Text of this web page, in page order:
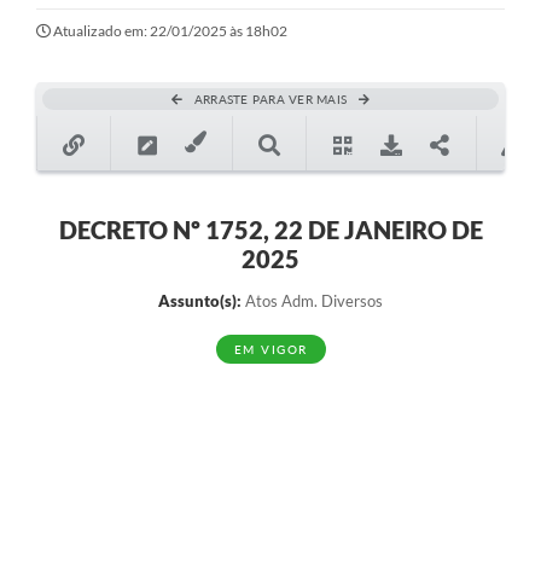
Galeria de Fotos
Ouvidoria
Atualizado em: 22/01/2025 às 18h02
ARRASTE PARA VER MAIS
DECRETO Nº 1752, 22 DE JANEIRO DE
2025
Assunto(s): Atos Adm. Diversos
EM VIGOR